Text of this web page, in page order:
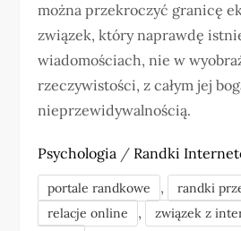
można przekroczyć granicę
związek, który naprawdę
wiadomościach, nie w
rzeczywistości, z całym jej
nieprzewidywalnością.
Psychologia / Randki
portale randkowe , randki
relacje online , związek z